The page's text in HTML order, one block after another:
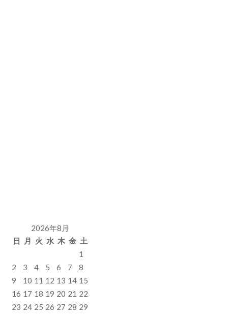
2026年8月
日
月 火 水 木 金 土
1
2
3 4 5 6 7
8
9
10 11 12 13 14 15
16 17 18 19 20 21 22
23 24 25 26 27 28 29